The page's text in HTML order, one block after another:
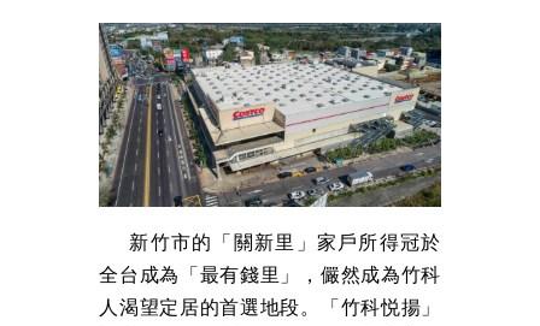
新竹市的「關新里」家戶所得冠於
全台成為「最有錢里」，儼然成為竹科
人渴望定居的首選地段。「竹科悦揚」